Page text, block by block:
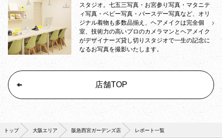
スタジオ。七五三写真・お宮参り写真・マタニテ
ィ写真・ベビー写真・バースデー写真など、オリ
ジナル着物も多数品揃え、ヘアメイクは完全個
室、技術力の高いプロのカメラマンとヘアメイク
がデザイナーズ貸し切りスタジオで一生の記念に
なるお写真を撮影いたします。
店舗TOP
トップ 大阪エリア 阪急西宮ガーデンズ店 レポート一覧